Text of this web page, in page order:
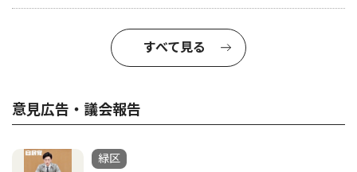
すべて見る
意見広告・議会報告
緑区